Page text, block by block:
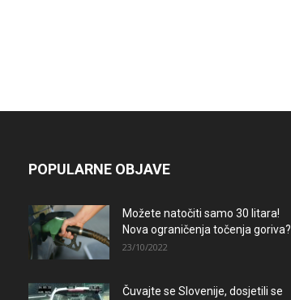
POPULARNE OBJAVE
Možete natočiti samo 30 litara!
Nova ograničenja točenja goriva?
23/10/2022
Čuvajte se Slovenije, dosjetili se